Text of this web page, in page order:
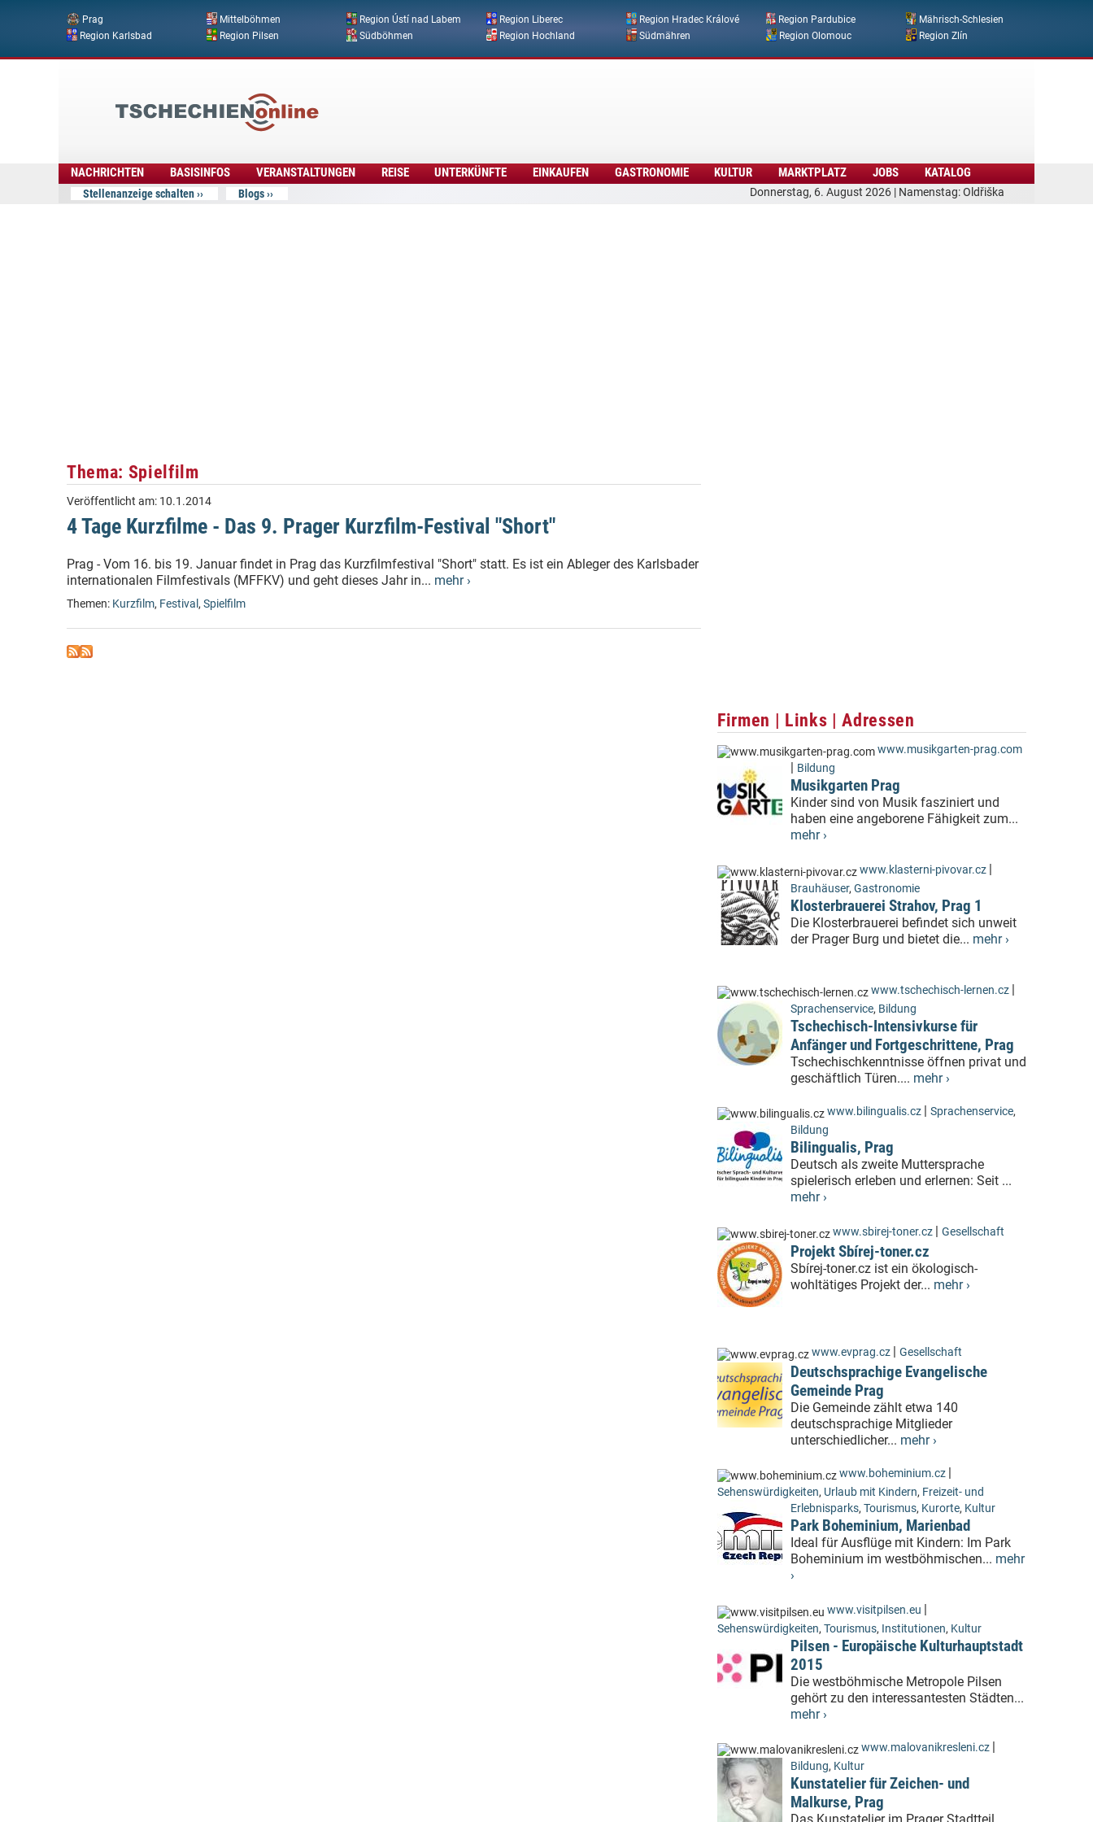
Direkt zum Inhalt
Prag Mittelböhmen Region Ústí nad Labem Region Liberec Region Hradec Králové Region Pardubice
Mährisch-Schlesien
Region Karlsbad
Region Pilsen Südböhmen Region Hochland Südmähren Region Olomouc Region Zlín
Donnerstag, 6. August 2026 | Namenstag: Oldřiška
Online
NACHRICHTEN BASISINFOS VERANSTALTUNGEN REISE UNTERKÜNFTE EINKAUFEN GASTRONOMIE KULTUR MARKTPLATZ JOBS KATALOG
Stellenanzeige schalten Blogs
Thema: Spielfilm
Veröffentlicht am: 10.1.2014
4 Tage Kurzfilme - Das 9. Prager Kurzfilm-Festival "Short"
Prag - Vom 16. bis 19. Januar findet in Prag das Kurzfilmfestival "Short" statt. Es ist ein Ableger des Karlsbader
internationalen Filmfestivals (MFFKV) und geht dieses Jahr in... mehr ›
Themen: Kurzfilm, Festival , Spielfilm
Firmen | Links | Adressen
www.musikgarten-prag.com
| Bildung
Musikgarten Prag
Kinder sind von Musik fasziniert und
haben eine angeborene Fähigkeit zum...
mehr ›
www.klasterni-pivovar.cz |
Brauhäuser, Gastronomie
Klosterbrauerei Strahov, Prag 1
Die Klosterbrauerei befindet sich unweit
der Prager Burg und bietet die... mehr ›
www.tschechisch-lernen.cz |
Sprachenservice, Bildung
Tschechisch-Intensivkurse für
Anfänger und Fortgeschrittene, Prag
Tschechischkenntnisse öffnen privat und
geschäftlich Türen.... mehr ›
www.bilingualis.cz | Sprachenservice,
Bildung
Bilingualis, Prag
Deutsch als zweite Muttersprache
spielerisch erleben und erlernen: Seit ...
mehr ›
www.sbirej-toner.cz | Gesellschaft
Projekt Sbírej-toner.cz
Sbírej-toner.cz ist ein ökologisch-
wohltätiges Projekt der... mehr ›
www.evprag.cz | Gesellschaft
Deutschsprachige Evangelische
Gemeinde Prag
Die Gemeinde zählt etwa 140
deutschsprachige Mitglieder
unterschiedlicher... mehr ›
www.boheminium.cz |
Sehenswürdigkeiten, Urlaub mit Kindern, Freizeit- und
Erlebnisparks, Tourismus, Kurorte, Kultur
Park Boheminium, Marienbad
Ideal für Ausflüge mit Kindern: Im Park
Boheminium im westböhmischen... mehr
›
www.visitpilsen.eu |
Sehenswürdigkeiten, Tourismus, Institutionen, Kultur
Pilsen - Europäische Kulturhauptstadt
2015
Die westböhmische Metropole Pilsen
gehört zu den interessantesten Städten...
mehr ›
www.malovanikresleni.cz |
Bildung, Kultur
Kunstatelier für Zeichen- und
Malkurse, Prag